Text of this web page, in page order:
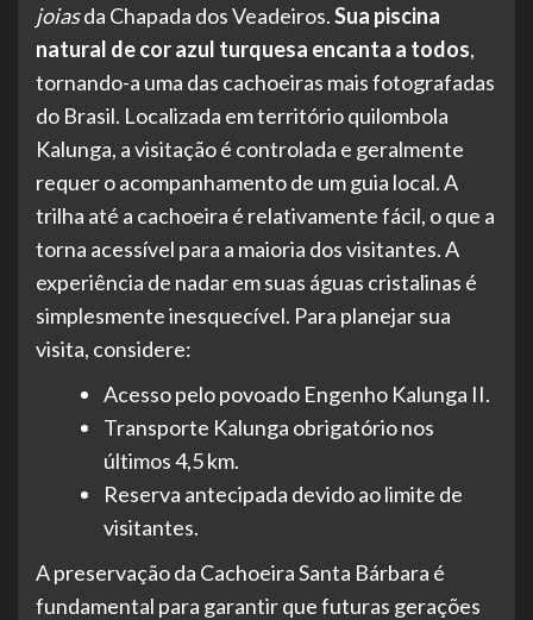
joiasda Chapada dos Veadeiros.Sua piscina
natural de cor azul turquesa encanta a todos,
tornando-a uma das cachoeiras mais fotografadas
do Brasil. Localizada em território quilombola
Kalunga, a visitação é controlada e geralmente
requer o acompanhamento de um guia local. A
trilha até a cachoeira é relativamente fácil, o que a
torna acessível para a maioria dos visitantes. A
experiência de nadar em suas águas cristalinas é
simplesmente inesquecível. Para planejar sua
visita, considere:
Acesso pelo povoado Engenho Kalunga II.
Transporte Kalunga obrigatório nos
últimos 4,5 km.
Reserva antecipada devido ao limite de
visitantes.
A preservação da Cachoeira Santa Bárbara é
fundamental para garantir que futuras gerações